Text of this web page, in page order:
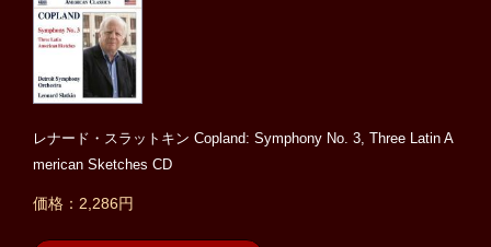
レナード・スラットキン Copland: Symphony No. 3, Three Latin A
merican Sketches CD
価格：2,286円